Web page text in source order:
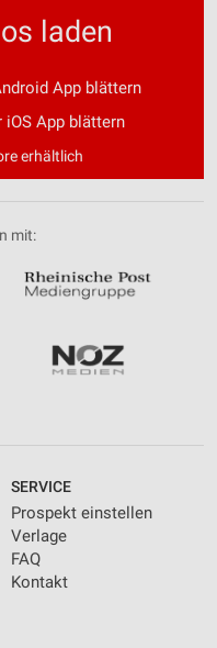
laden
App blättern
App blättern
erhältlich
mit:
SERVICE
Prospekt einstellen
Verlage
FAQ
Kontakt